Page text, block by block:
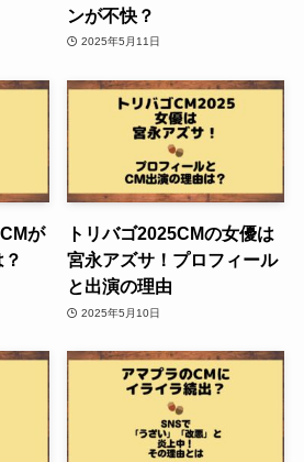
ンが不快？
2025年5月11日
が
トリバゴ2025CMの女優は
宮永アズサ！プロフィール
と出演の理由
2025年5月10日